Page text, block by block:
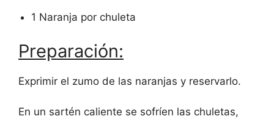
1 Naranja por chuleta
Preparación:
Exprimir el zumo de las naranjas y reservarlo.
En un sartén caliente se sofríen las chuletas,